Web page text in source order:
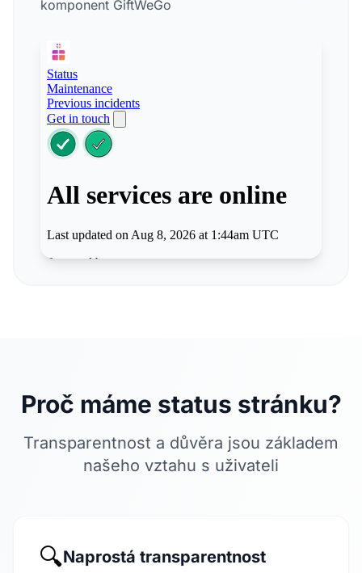
komponent GiftWeGo
Proč máme status stránku?
Transparentnost a důvěra jsou základem
našeho vztahu s uživateli
🔍Naprostá transparentnost